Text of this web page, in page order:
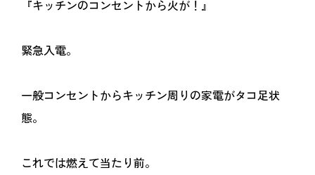
『キッチンのコンセントから火が！』
緊急入電。
一般コンセントからキッチン周りの家電がタコ足状
態。
これでは燃えて当たり前。